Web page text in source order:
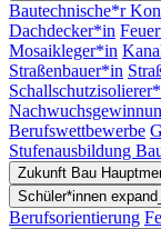
Bautechnische*r
Dachdecker*in
Mosaikleger*in
Straßenbauer*in
Berufswettbewerbe
Stufenausbildung
Zukunft Bau
Schüler*innen
Berufsorientierung